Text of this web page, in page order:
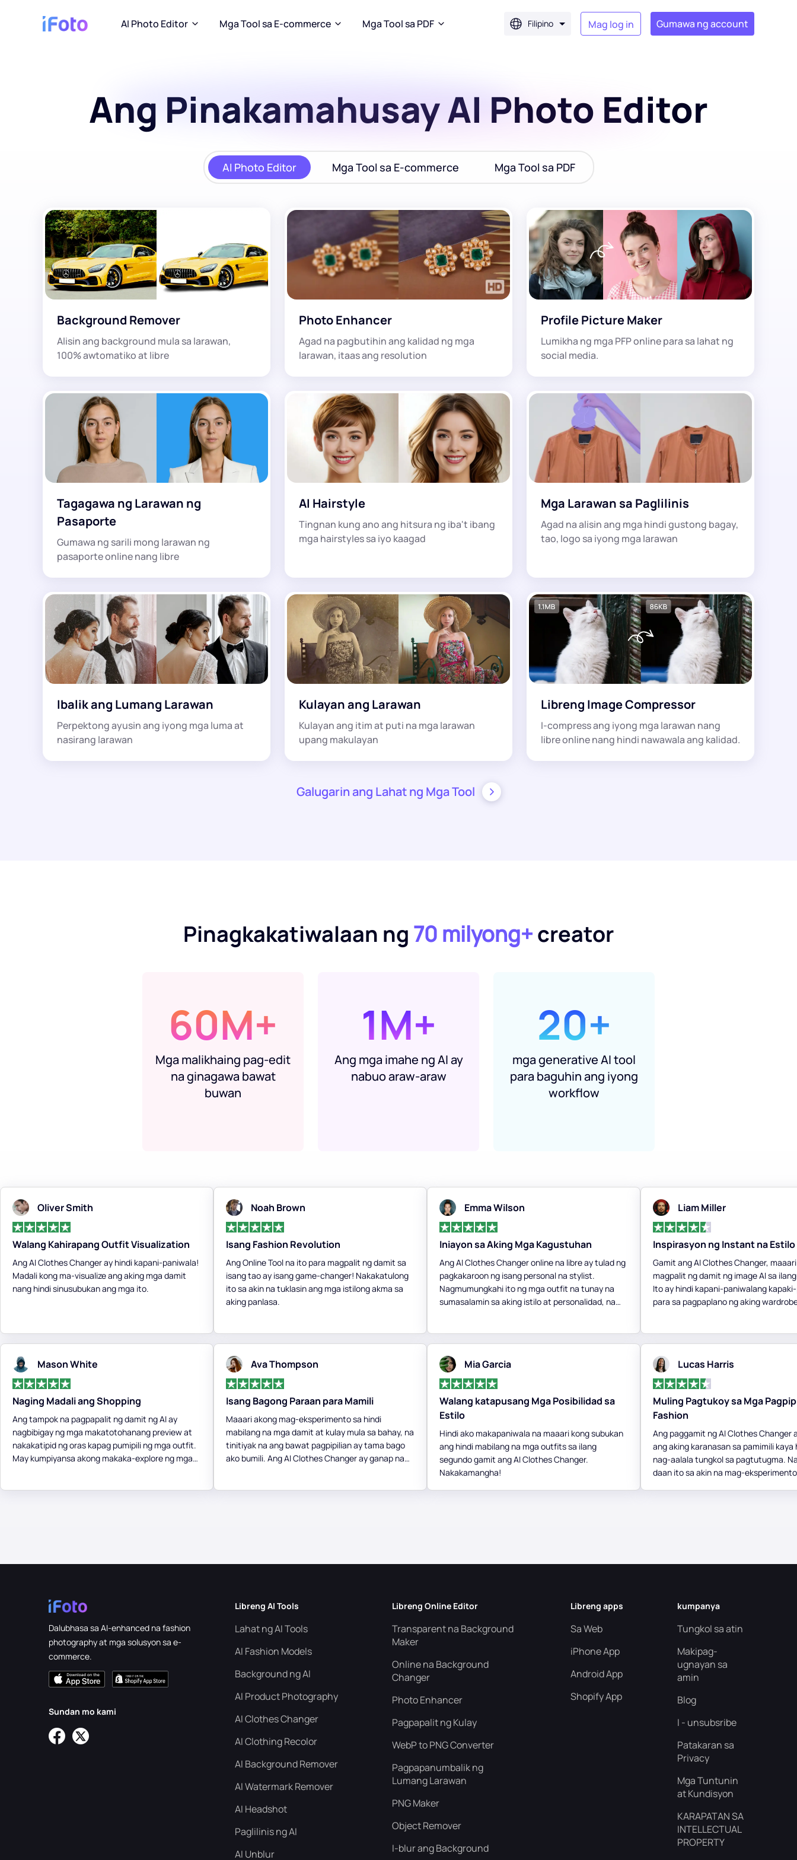
AI Photo Editor Mga Tool sa E-commerce Mga Tool sa PDF Filipino Mag log in Gumawa ng account
Ang Pinakamahusay AI Photo Editor
AI Photo Editor Mga Tool sa E-commerce Mga Tool sa PDF
Background Remover
Alisin ang background mula sa larawan,
100% awtomatiko at libre
Photo Enhancer
Agad na pagbutihin ang kalidad ng mga
larawan, itaas ang resolution
Profile Picture Maker
Lumikha ng mga PFP online para sa lahat ng
social media.
Tagagawa ng Larawan ng
Pasaporte
Gumawa ng sarili mong larawan ng
pasaporte online nang libre
AI Hairstyle
Tingnan kung ano ang hitsura ng iba't ibang
mga hairstyles sa iyo kaagad
Mga Larawan sa Paglilinis
Agad na alisin ang mga hindi gustong bagay,
tao, logo sa iyong mga larawan
Ibalik ang Lumang Larawan
Perpektong ayusin ang iyong mga luma at
nasirang larawan
Kulayan ang Larawan
Kulayan ang itim at puti na mga larawan
upang makulayan
Libreng Image Compressor
I-compress ang iyong mga larawan nang
libre online nang hindi nawawala ang kalidad.
Galugarin ang Lahat ng Mga Tool
Pinagkakatiwalaan ng 70 milyong+creator
60M+
Mga malikhaing pag-edit
na ginagawa bawat
buwan
1M+
Ang mga imahe ng AI ay
nabuo araw-araw
20+
mga generative AI tool
para baguhin ang iyong
workflow
Oliver Smith
Walang Kahirapang Outfit Visualization
Ang AI Clothes Changer ay hindi kapani-paniwala!
Madali kong ma-visualize ang aking mga damit
nang hindi sinusubukan ang mga ito.
Noah Brown
Isang Fashion Revolution
Ang Online Tool na ito para magpalit ng damit sa
isang tao ay isang game-changer! Nakakatulong
ito sa akin na tuklasin ang mga istilong akma sa
aking panlasa.
Emma Wilson
Iniayon sa Aking Mga Kagustuhan
Ang AI Clothes Changer online na libre ay tulad ng
pagkakaroon ng isang personal na stylist.
Nagmumungkahi ito ng mga outfit na tunay na
sumasalamin sa aking istilo at personalidad, na
Liam Miller
Inspirasyon ng Instant na Estilo
Gamit ang AI Clothes Changer,
magpalit ng damit ng image AI sa
Ito ay hindi kapani-paniwalang
para sa pagpaplano ng aking
Mason White
Naging Madali ang Shopping
Ang tampok na pagpapalit ng damit ng AI ay
nagbibigay ng mga makatotohanang preview at
nakakatipid ng oras kapag pumipili ng mga outfit.
May kumpiyansa akong makaka-explore ng mga
Ava Thompson
Isang Bagong Paraan para Mamili
Maaari akong mag-eksperimento sa hindi
mabilang na mga damit at kulay mula sa bahay, na
tinitiyak na ang bawat pagpipilian ay tama bago
ako bumili. Ang AI Clothes Changer ay ganap na
Mia Garcia
Walang katapusang Mga Posibilidad sa
Estilo
Hindi ako makapaniwala na maaari kong subukan
ang hindi mabilang na mga outfits sa ilang
segundo gamit ang AI Clothes Changer.
Nakakamangha!
Lucas Harris
Muling Pagtukoy sa Mga
Fashion
Ang paggamit ng AI Clothes Changer
ang aking karanasan sa pamimili kaya
nag-aalala tungkol sa pagtutugma.
daan ito sa akin na mag-
Dalubhasa sa AI-enhanced na fashion
photography at mga solusyon sa e-
commerce.
Sundan mo kami
Libreng AI Tools
Lahat ng AI Tools
AI Fashion Models
Background ng AI
AI Product Photography
AI Clothes Changer
AI Clothing Recolor
AI Background Remover
AI Watermark Remover
AI Headshot
Paglilinis ng AI
AI Unblur
Libreng Online Editor
Transparent na Background
Maker
Online na Background
Changer
Photo Enhancer
Pagpapalit ng Kulay
WebP to PNG Converter
Pagpapanumbalik ng
Lumang Larawan
PNG Maker
Object Remover
I-blur ang Background
Libreng apps
Sa Web
iPhone App
Android App
Shopify App
kumpanya
Tungkol sa atin
Makipag-
ugnayan sa
amin
Blog
I - unsubsribe
Patakaran sa
Privacy
Mga Tuntunin
at Kundisyon
KARAPATAN SA
INTELLECTUAL
PROPERTY